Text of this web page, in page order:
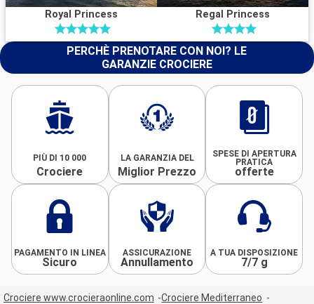
Royal Princess Regal Princess
PERCHÈ PRENOTARE CON NOI? LE
GARANZIE CROCIERE
PIÙ DI 10 000
Crociere
LA GARANZIA DEL
Miglior Prezzo
SPESE DI APERTURA
PRATICA
offerte
PAGAMENTO IN LINEA
Sicuro
ASSICURAZIONE
Annullamento
A TUA DISPOSIZIONE
7/7 g
Crociere www.crocieraonline.com
Crociere Mediterraneo